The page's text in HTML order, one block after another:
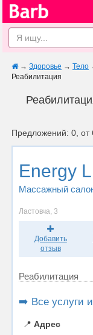
→ Здоровье → Тело
Реабилитация
Предложений: 0, от
Energy
Массажный
Ластовча, 3
Добавить
отзыв
Реабилитация
➡️ Все услуги
📍 Адрес